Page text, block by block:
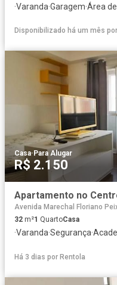
·Varanda·Garagem·Área
Disponibilizado há um mês por
Casa· Para Alugar
R$ 2.150
Apartamento no
Avenida Marechal Floriano
32 m²1 QuartoCasa
·Varanda·Segurança·
Há 3 dias por Rentola